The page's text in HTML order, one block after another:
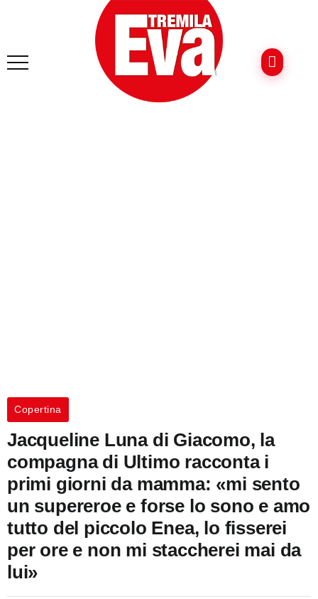
Copertina
Jacqueline Luna di Giacomo, la
compagna di Ultimo racconta i
primi giorni da mamma: «mi sento
un supereroe e forse lo sono e amo
tutto del piccolo Enea, lo fisserei
per ore e non mi staccherei mai da
lui»